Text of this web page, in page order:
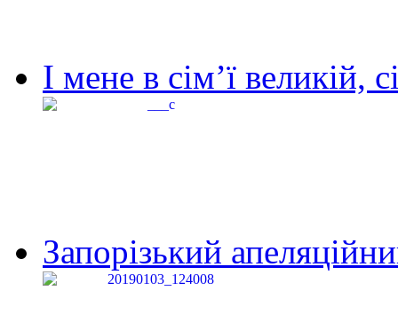
І мене в сім’ї великій,
Запорізький